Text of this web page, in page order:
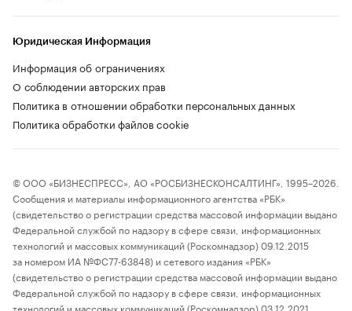
Юридическая Информация
Информация об ограничениях
О соблюдении авторских прав
Политика в отношении обработки персональных данных
Политика обработки файлов cookie
© ООО «БИЗНЕСПРЕСС», АО «РОСБИЗНЕСКОНСАЛТИНГ», 1995–2026.
Сообщения и материалы информационного агентства «РБК»
(свидетельство о регистрации средства массовой информации выдано
Федеральной службой по надзору в сфере связи, информационных
технологий и массовых коммуникаций (Роскомнадзор) 09.12.2015
за номером ИА №ФС77-63848) и сетевого издания «РБК»
(свидетельство о регистрации средства массовой информации выдано
Федеральной службой по надзору в сфере связи, информационных
технологий и массовых коммуникаций (Роскомнадзор) 03.12.2021